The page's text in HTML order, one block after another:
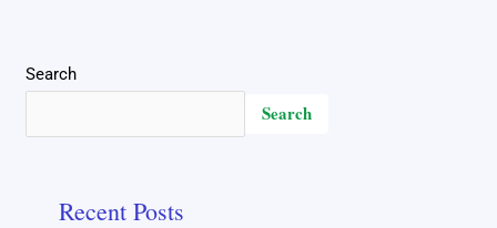
Search
Search
Recent Posts